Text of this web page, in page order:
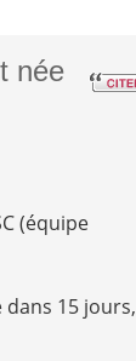
née
(équipe
15 jours,